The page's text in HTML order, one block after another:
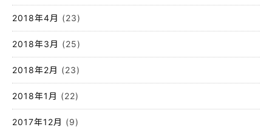
2018年4月 (23)
2018年3月 (25)
2018年2月 (23)
2018年1月 (22)
2017年12月 (9)